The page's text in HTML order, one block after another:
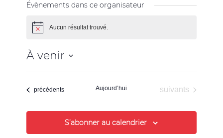
Évènements dans ce organisateur
NoticeAucun résultat trouvé.
À venir
date.Évènements
précédents Aujourd’hui Évènements
suivants
S’abonner au calendrier